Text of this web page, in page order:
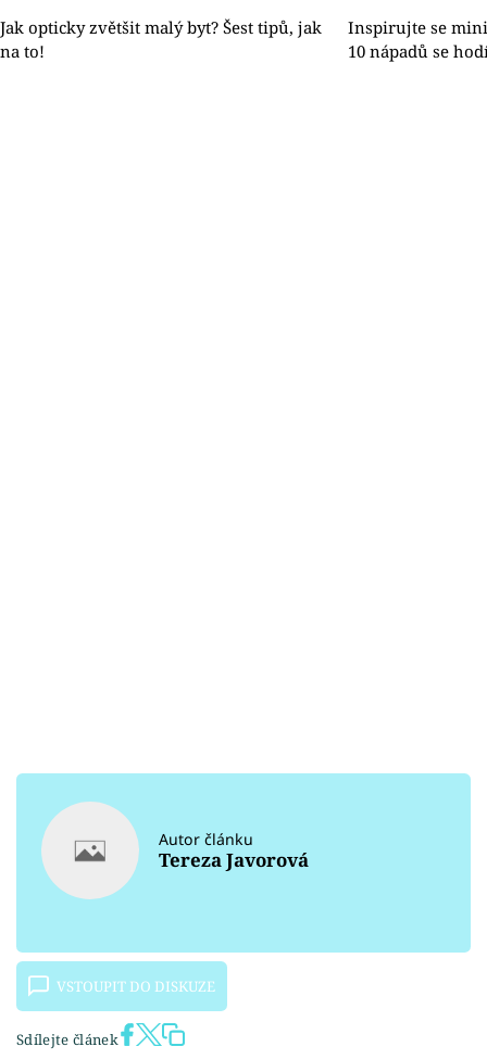
Jak opticky zvětšit malý byt? Šest tipů, jak
na to!
Inspirujte se
10 nápadů se
Autor článku
Tereza Javorová
VSTOUPIT DO DISKUZE
Sdílejte článek